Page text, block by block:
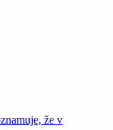
že v